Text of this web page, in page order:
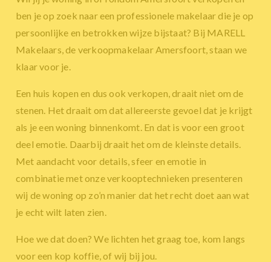
ben je op zoek naar een professionele makelaar die je op
persoonlijke en betrokken wijze bijstaat? Bij MARELL
Makelaars, de verkoopmakelaar Amersfoort, staan we
klaar voor je.
Een huis kopen en dus ook verkopen, draait niet om de
stenen. Het draait om dat allereerste gevoel dat je krijgt
als je een woning binnenkomt. En dat is voor een groot
deel emotie. Daarbij draait het om de kleinste details.
Met aandacht voor details, sfeer en emotie in
combinatie met onze verkooptechnieken presenteren
wij de woning op zo’n manier dat het recht doet aan wat
je echt wilt laten zien.
Hoe we dat doen? We lichten het graag toe, kom langs
voor een kop koffie, of wij bij jou.